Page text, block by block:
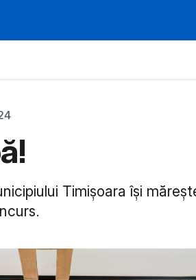
Timișoara își